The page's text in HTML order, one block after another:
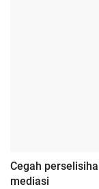
Cegah
mediasi